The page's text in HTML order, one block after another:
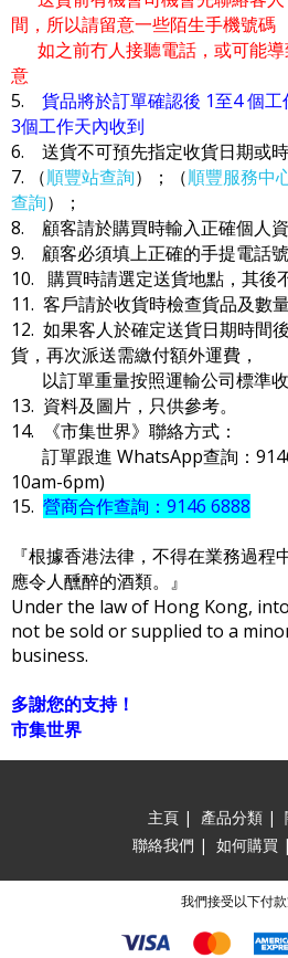
間，所以請留意一些陌生手機號碼
如之前冇人接聽電話，或可能導
意
5. 貨品將於訂單確認後 1至4 個
3個工作天內收到
6. 送貨不可預先指定收貨日期或
7. （順豐站查詢）；（順豐服務中
查詢）；
8. 顧客請於購買時輸入正確個人
9. 顧客必須填上正確的手提電話
10. 購買時請選定送貨地點，其後
11. 客戶請於收貨時檢查貨品及數
12. 如果客人於確定送貨日期時間
貨，再次派送需繳付額外運費，
以訂單重量按照運輸公司標準收
13. 資料及圖片，只供參考。
14. 《市集世界》聯絡方式：
訂單跟進 WhatsApp查詢：
10am-6pm)
15. 營商合作查詢：9146 6888
『根據香港法律，不得在業務過
應令人醺醉的酒類。』
Under the law of Hong Kong,
not be sold or supplied to a
business.
多謝您的支持！
市集世界
主頁 | 產品分類 |
聯絡我們 | 如何購買
我們接受以下付